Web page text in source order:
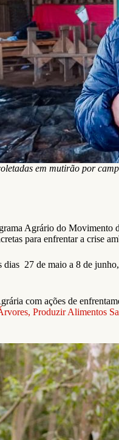
em mutirão por
Agrário do
para enfrentar a crise
dias 27 de maio a 8 de
com ações de
Produzir Alimentos